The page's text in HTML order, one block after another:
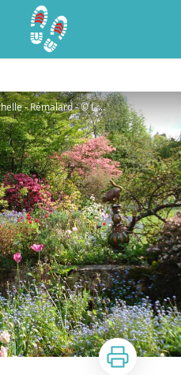
Jardins de la Petite Rochelle - Rémalard - © L. Debonneval